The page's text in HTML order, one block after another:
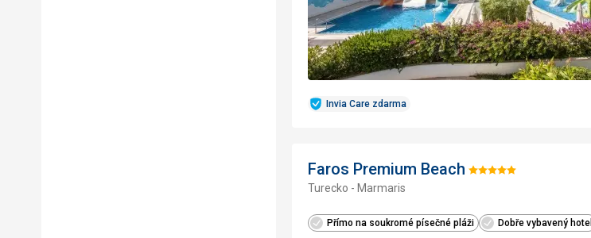
Invia Care zdarma
Faros Premium Beach Hodnotenie:
Turecko - Marmaris
Přímo na soukromé písečné pláži Dobře vybavený hotel